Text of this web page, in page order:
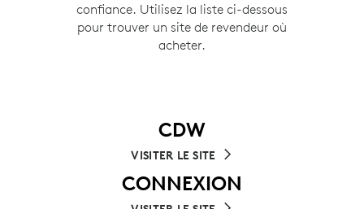
confiance. Utilisez la liste ci-dessous
pour trouver un site de revendeur où
acheter.
CDW
VISITER LE SITE
CONNEXION